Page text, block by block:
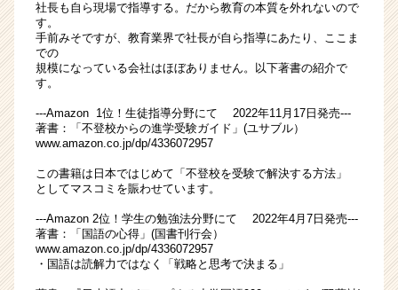
社長も自ら現場で指導する。だから教育の本質を外れないので
す。
手前みそですが、教育業界で社長が自ら指導にあたり、ここま
での
規模になっている会社はほぼありません。以下著書の紹介で
す。
---Amazon 1位！生徒指導分野にて 2022年11月17日発売---
著書：「不登校からの進学受験ガイド」(ユサブル）
www.amazon.co.jp/dp/4336072957
この書籍は日本ではじめて「不登校を受験で解決する方法」
としてマスコミを賑わせています。
---Amazon 2位！学生の勉強法分野にて 2022年4月7日発売---
著書：「国語の心得」(国書刊行会）
www.amazon.co.jp/dp/4336072957
・国語は読解力ではなく「戦略と思考で決まる」